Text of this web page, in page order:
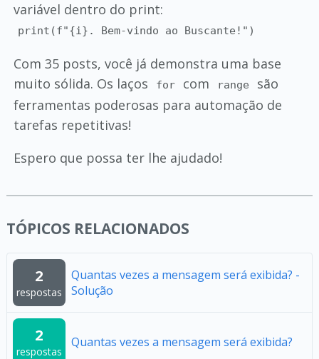
variável dentro do print:
print(f"{i}. Bem-vindo ao Buscante!")
Com 35 posts, você já demonstra uma base
muito sólida. Os laços
for com range
são
ferramentas poderosas para automação de
tarefas repetitivas!
Espero que possa ter lhe ajudado!
TÓPICOS RELACIONADOS
2
respostas
Quantas vezes a mensagem será exibida? -
Solução
2
respostas
Quantas vezes a mensagem será exibida?